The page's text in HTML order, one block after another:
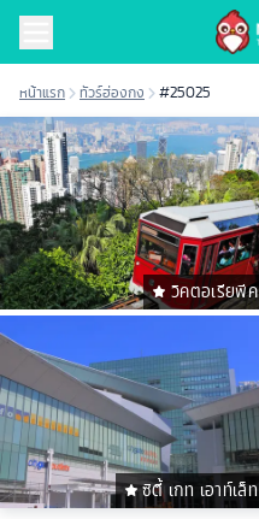
หน้าแรก ทัวร์ฮ่องกง #25025
วิคตอเรียพีค
ซิตี้ เกท เอาท์เล็ท